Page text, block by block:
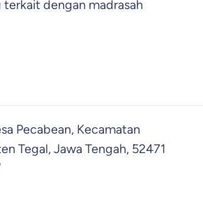
dengan madrasah
Pecabean, Kecamatan
Tegal, Jawa Tengah, 52471